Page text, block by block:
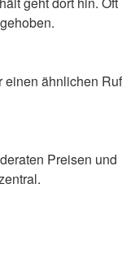
einen ähnlichen Ruf
Preisen und